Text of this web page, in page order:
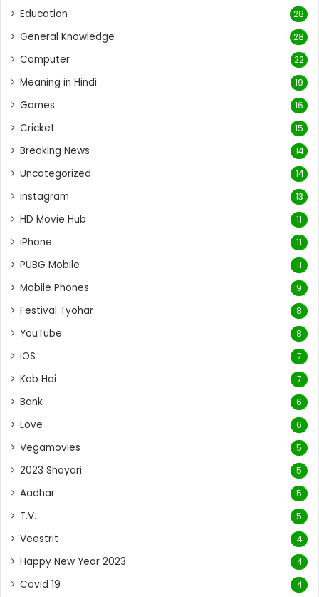
Education 28
General Knowledge 28
Computer 22
Meaning in Hindi 19
Games 16
Cricket 15
Breaking News 14
Uncategorized 14
Instagram 13
HD Movie Hub 11
iPhone 11
PUBG Mobile 11
Mobile Phones 9
Festival Tyohar 8
YouTube 8
iOS 7
Kab Hai 7
Bank 6
Love 6
Vegamovies 5
2023 Shayari 5
Aadhar 5
T.V. 5
Veestrit 4
Happy New Year 2023 4
Covid 19 4